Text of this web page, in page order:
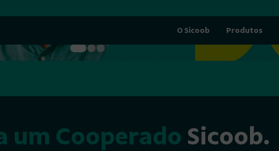
O Sicoob Produtos
um Cooperado Sicoob.